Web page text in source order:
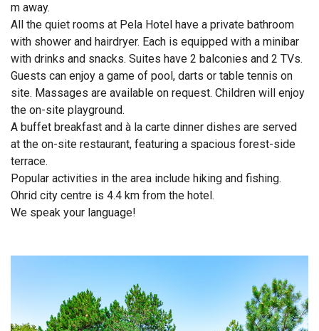
m away.
All the quiet rooms at Pela Hotel have a private bathroom
with shower and hairdryer. Each is equipped with a minibar
with drinks and snacks. Suites have 2 balconies and 2 TVs.
Guests can enjoy a game of pool, darts or table tennis on
site. Massages are available on request. Children will enjoy
the on-site playground.
A buffet breakfast and à la carte dinner dishes are served
at the on-site restaurant, featuring a spacious forest-side
terrace.
Popular activities in the area include hiking and fishing.
Ohrid city centre is 4.4 km from the hotel.
We speak your language!